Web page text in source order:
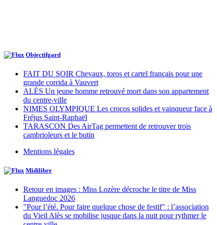
Objectifgard
FAIT DU SOIR Chevaux, toros et cartel français pour une
grande corrida à Vauvert
ALÈS Un jeune homme retrouvé mort dans son appartement
du centre-ville
NIMES OLYMPIQUE Les crocos solides et vainqueur face à
Fréjus Saint-Raphaël
TARASCON Des AirTag permettent de retrouver trois
cambrioleurs et le butin
Mentions légales
Midilibre
Retour en images : Miss Lozère décroche le titre de Miss
Languedoc 2026
"Pour l’été. Pour faire quelque chose de festif" : l’association
du Vieil Alès se mobilise jusque dans la nuit pour rythmer le